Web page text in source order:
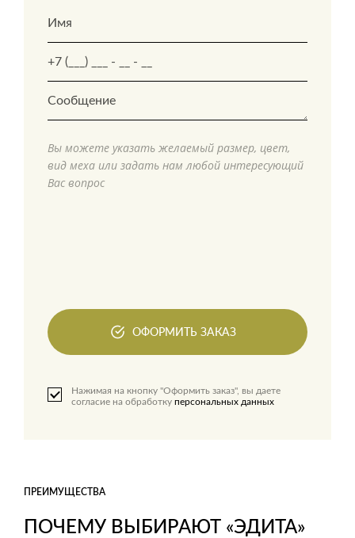
Вы можете указать желаемый размер, цвет,
вид меха или задать нам любой интересующий
Вас вопрос
ОФОРМИТЬ ЗАКАЗ
Нажимая на кнопку "Оформить заказ", вы даете
согласие на обработку персональных данных
ПОЧЕМУ ВЫБИРАЮТ «ЭДИТА»
ПРЕИМУЩЕСТВА